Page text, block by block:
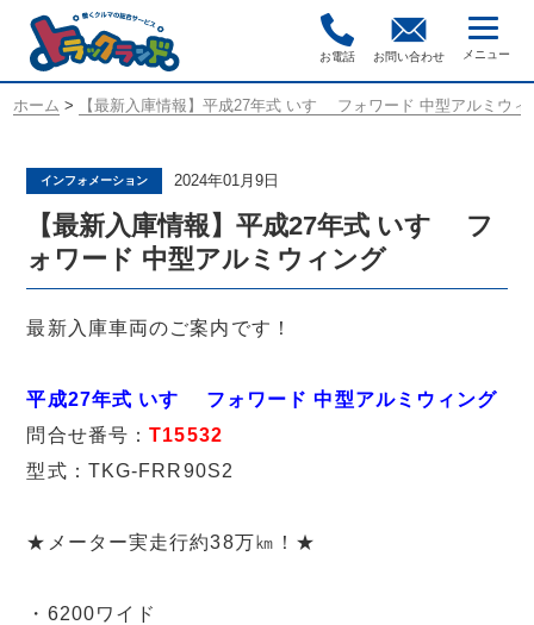
お電話 お問い合わせ
ホーム > 【最新入庫情報】平成27年式 いすゞ フォワード 中型アルミウィ
インフォメーション 2024年01月9日
【最新入庫情報】平成27年式 いすゞ フ
ォワード 中型アルミウィング
最新入庫車両のご案内です！
平成27年式 いすゞ フォワード 中型アルミウィング
問合せ番号：T15532
型式：TKG-FRR90S2
★メーター実走行約38万㎞！★
・6200ワイド